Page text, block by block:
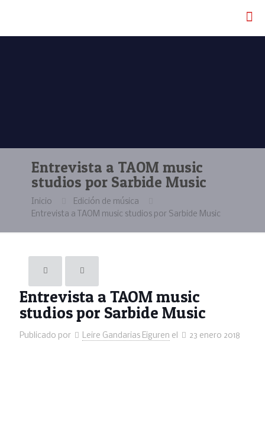
Entrevista a TAOM music
studios por Sarbide Music
Inicio
Edición de música
Entrevista a TAOM music studios por Sarbide Music
Entrevista a TAOM music
studios por Sarbide Music
Publicado por Leire Gandarias Eiguren el 23 enero 2018